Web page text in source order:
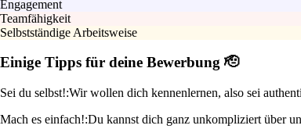
Engagement
Teamfähigkeit
Selbstständige Arbeitsweise
Einige Tipps für deine Bewerbung 🫡
Sei du selbst!:Wir wollen dich kennenlernen, also sei
Mach es einfach!:Du kannst dich ganz unkompliziert über